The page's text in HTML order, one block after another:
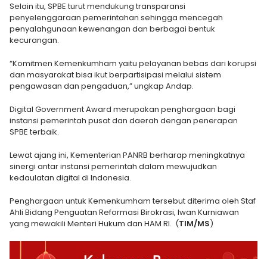
Selain itu, SPBE turut mendukung transparansi
penyelenggaraan pemerintahan sehingga mencegah
penyalahgunaan kewenangan dan berbagai bentuk
kecurangan.
“Komitmen Kemenkumham yaitu pelayanan bebas dari korupsi
dan masyarakat bisa ikut berpartisipasi melalui sistem
pengawasan dan pengaduan,” ungkap Andap.
Digital Government Award merupakan penghargaan bagi
instansi pemerintah pusat dan daerah dengan penerapan
SPBE terbaik.
Lewat ajang ini, Kementerian PANRB berharap meningkatnya
sinergi antar instansi pemerintah dalam mewujudkan
kedaulatan digital di Indonesia.
Penghargaan untuk Kemenkumham tersebut diterima oleh Staf
Ahli Bidang Penguatan Reformasi Birokrasi, Iwan Kurniawan
yang mewakili Menteri Hukum dan HAM RI. (TIM/MS)